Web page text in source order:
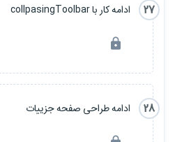
27 ادامه کار با collpasingToolbar
28 ادامه طراحی صفحه جزییات